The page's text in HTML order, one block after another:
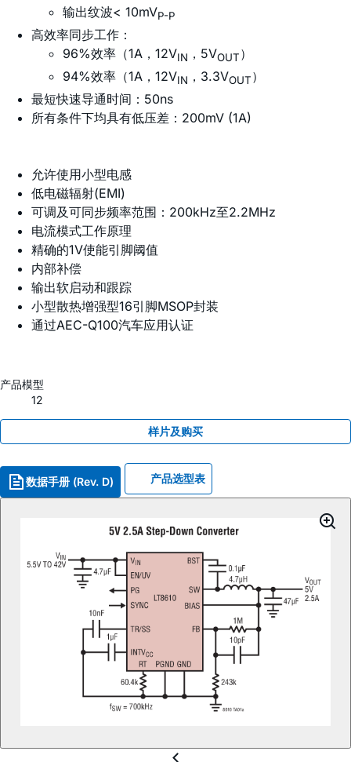
输出纹波< 10mVP-P
高效率同步工作：
96%效率（1A，12VIN ，5VOUT）
94%效率（1A，12VIN ，3.3VOUT）
最短快速导通时间：50ns
所有条件下均具有低压差：200mV (1A)
允许使用小型电感
低电磁辐射(EMI)
可调及可同步频率范围：200kHz至2.2MHz
电流模式工作原理
精确的1V使能引脚阈值
内部补偿
输出软启动和跟踪
小型散热增强型16引脚MSOP封装
通过AEC-Q100汽车应用认证
产品模型
12
样片及购买
数据手册 (Rev. D) 产品选型表